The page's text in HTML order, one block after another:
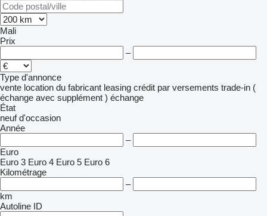
Mali
Prix
–
Type d'annonce
vente location du fabricant leasing crédit par versements trade-in (
échange avec supplément ) échange
État
neuf d'occasion
Année
–
Euro
Euro 3 Euro 4 Euro 5 Euro 6
Kilométrage
–
km
Autoline ID